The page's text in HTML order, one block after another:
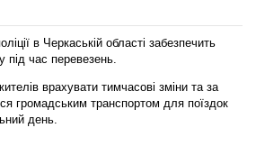
в Черкаській області забезпечить
під час перевезень.
врахувати тимчасові зміни та за
громадським транспортом для поїздок
день.